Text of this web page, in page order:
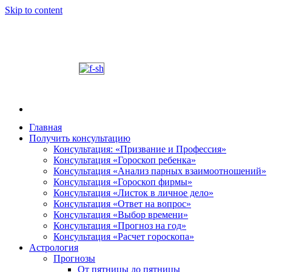
Skip to content
Шабалин Михаил Александрович. Персональный сайт
Председатель Новосибирского астрологического
консультации на основании Вашей натальной
том, как с этим связано здоровье. Астропсихолог
диалога. У Вас будет возможность задавать
и место своего рождения. Знание точного времени
деятель.
Главная
Получить консультацию
Консультация: «Призвание и Профессия»
Консультация «Гороскоп ребенка»
Консультация «Анализ парных взаимоотношений»
Консультация «Гороскоп фирмы»
Консультация «Листок в личное дело»
Консультация «Ответ на вопрос»
Консультация «Выбор времени»
Консультация «Прогноз на год»
Консультация «Расчет гороскопа»
Астрология
Прогнозы
От пятницы до пятницы